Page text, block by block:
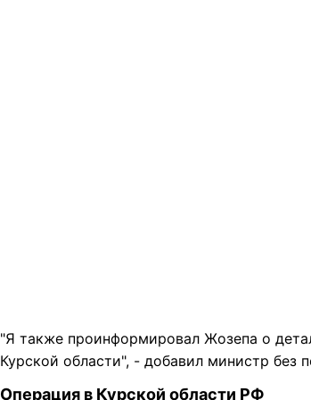
"Я также проинформировал Жозепа о
Курской области", - добавил министр без
Операция в Курской области РФ